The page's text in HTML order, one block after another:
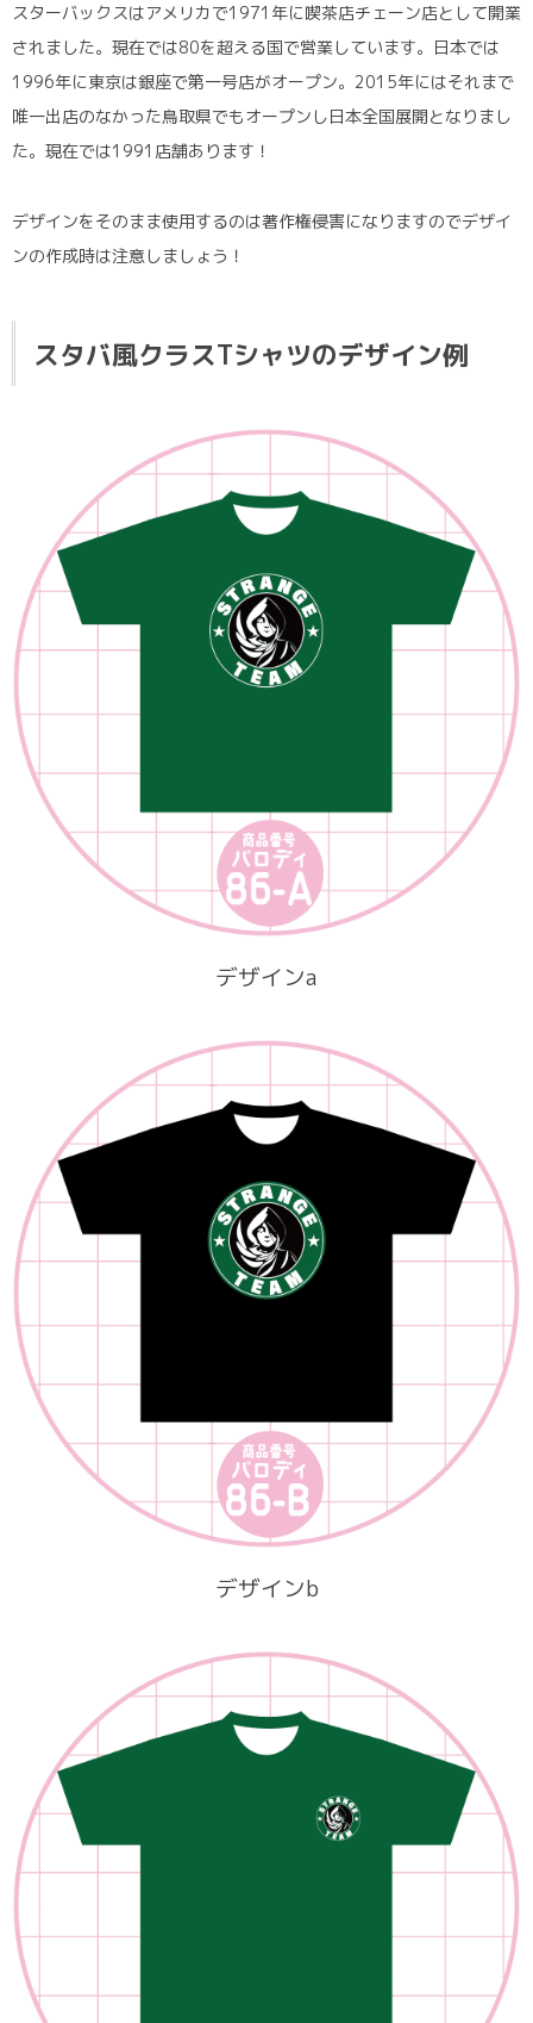
スターバックスはアメリカで1971年に喫茶店チェーン店として開業
されました。現在では80を超える国で営業しています。日本では
1996年に東京は銀座で第一号店がオープン。2015年にはそれまで
唯一出店のなかった鳥取県でもオープンし日本全国展開となりまし
た。現在では1991店舗あります！
デザインをそのまま使用するのは著作権侵害になりますのでデザイ
ンの作成時は注意しましょう！
スタバ風クラスTシャツのデザイン例
デザインa
デザインb